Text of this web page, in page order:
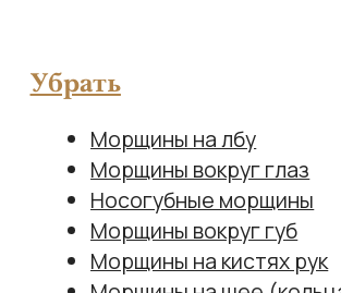
Купить
Подарочный сертификат
Коллаген